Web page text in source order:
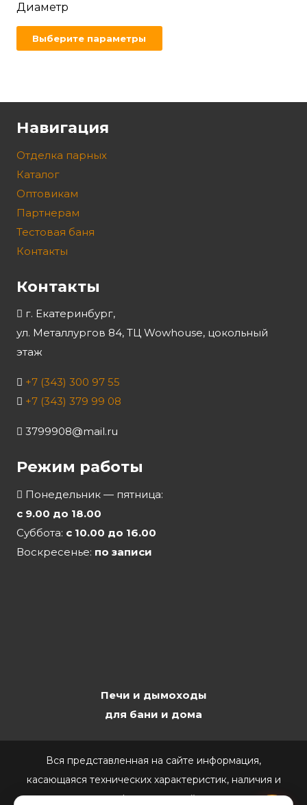
Диаметр
Выберите параметры
Навигация
Отделка парных
Каталог
Оптовикам
Партнерам
Тестовая баня
Контакты
Контакты
г. Екатеринбург,
ул. Металлургов 84, ТЦ Wowhouse, цокольный
этаж
+7 (343) 300 97 55
+7 (343) 379 99 08
3799908@mail.ru
Режим работы
Понедельник — пятница:
с 9.00 до 18.00
Суббота: с 10.00 до 16.00
Воскресенье: по записи
Печи и дымоходы
для бани и дома
Вся представленная на сайте информация,
касающаяся технических характеристик, наличия и
стоимости, носит информационный характер и ни при